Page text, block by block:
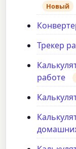
Новый
Трекер
работе